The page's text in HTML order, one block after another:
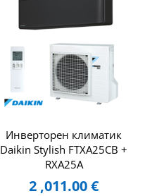
Инверторен климатик
Daikin Stylish FTXA25CB +
RXA25A
2 ,011.00€